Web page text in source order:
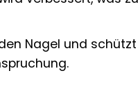
Nagel und